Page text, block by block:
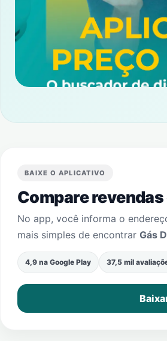
BAIXE O APLICATIVO
Compare
No app, você informa o
mais simples de encontrar Gás
4,9 na Google Play 37,5 mil